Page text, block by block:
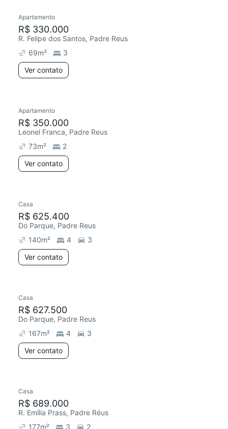
Apartamento
R$ 330.000
R. Felipe dos Santos, Padre Reus
69m²
3
Ver contato
Apartamento
R$ 350.000
Leonel Franca, Padre Reus
73m²
2
Ver contato
Casa
R$ 625.400
Do Parque, Padre Reus
140m² 4
3
Ver contato
Casa
R$ 627.500
Do Parque, Padre Reus
167m² 4
3
Ver contato
Casa
R$ 689.000
R. Emília Prass, Padre Réus
177m² 3 2